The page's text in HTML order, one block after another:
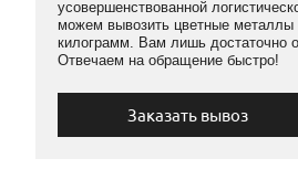
усовершенствованной
можем вывозить цветные металлы
килограмм. Вам лишь достаточно
Отвечаем на обращение быстро!
Заказать вывоз